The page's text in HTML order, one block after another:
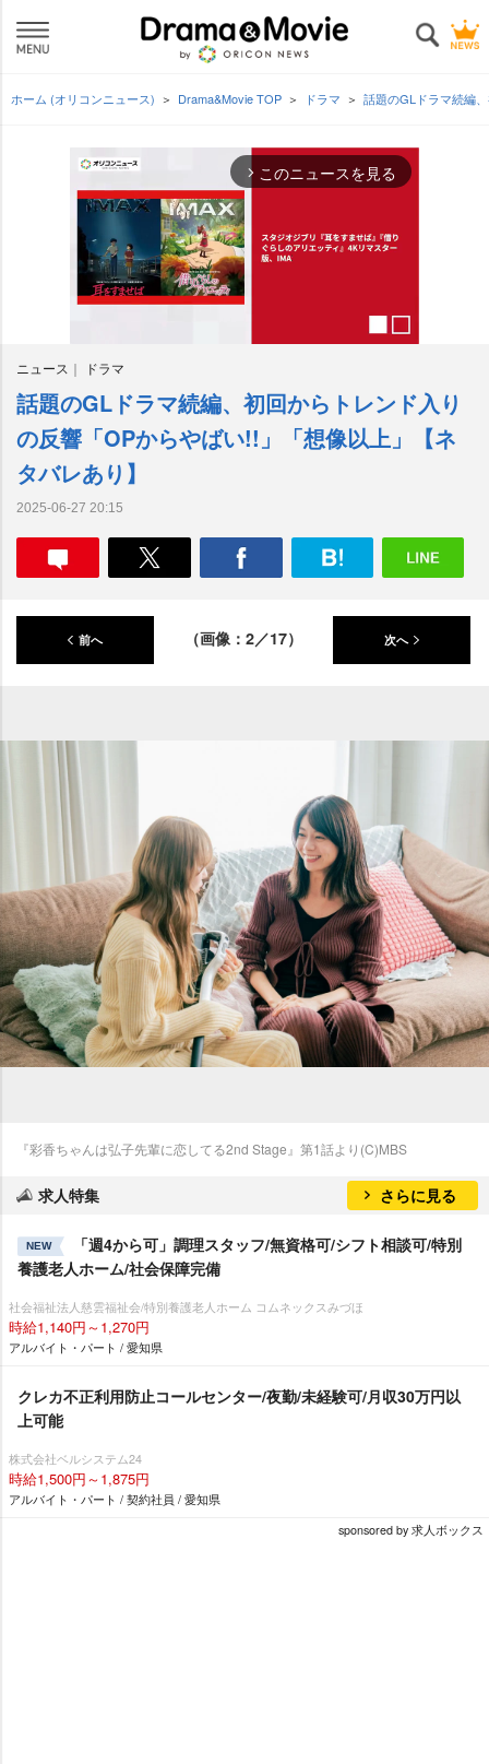
ホーム (オリコンニュース) Drama&Movie TOP ドラマ 話題のGLドラマ続編
arrow_forward_ios このニュースを見る
M
u
t
ニュース ドラマ
話題のGLドラマ続編、初回からトレンド入り
の反響「OPからやばい!!」「想像以上」【ネ
タバレあり】
2025-06-27 20:15
前へ （画像：2／17） 次へ
『彩香ちゃんは弘子先輩に恋してる2nd Stage』第1話より(C)MBS
求人特集 さらに見る
NEW
「週4から可」調理スタッフ/無資格可/シフト相談可/特別
養護老人ホーム/社会保障完備
社会福祉法人慈雲福祉会/特別養護老人ホーム コムネックスみづほ
時給1,140円～1,270円
アルバイト・パート / 愛知県
クレカ不正利用防止コールセンター/夜勤/未経験可/月収30万円以
上可能
株式会社ベルシステム24
時給1,500円～1,875円
アルバイト・パート / 契約社員 / 愛知県
sponsored by 求人ボックス